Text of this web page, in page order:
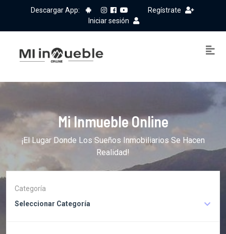
Descargar App:
Regístrate
Iniciar sesión
Mi Inmueble Online
¡El Lugar Donde Los Sueños Inmobiliarios Se Hacen
Realidad!
Categoría
Seleccionar Categoría